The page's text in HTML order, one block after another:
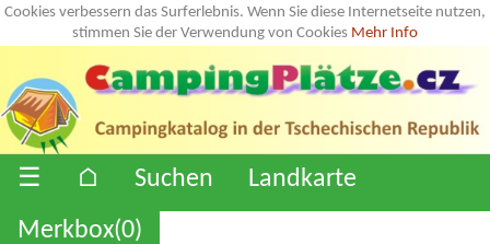
Cookies verbessern das Surferlebnis. Wenn Sie diese Internetseite nutzen,
stimmen Sie der Verwendung von Cookies Mehr Info
☰ ⌂ Suchen
Landkarte
Merkbox(0)